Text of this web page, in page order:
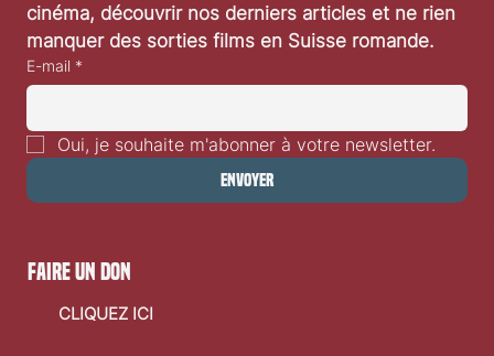
cinéma, découvrir nos derniers articles et ne rien
manquer des sorties films en Suisse romande.
E-mail *
Oui, je souhaite m'abonner à votre newsletter.
Envoyer
faire un don
CLIQUEZ ICI